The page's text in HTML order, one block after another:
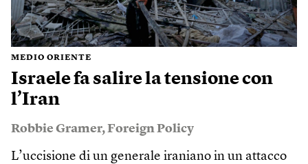
MEDIO ORIENTE
Israele fa salire la tensione con
l’Iran
Robbie Gramer,Foreign Policy
L’uccisione di un generale iraniano in un attacco